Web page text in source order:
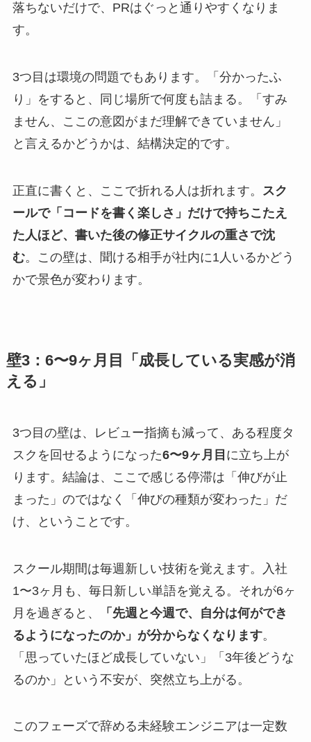
落ちないだけで、PRはぐっと通りやすくなりま
す。
3つ目は環境の問題でもあります。「分かったふ
り」をすると、同じ場所で何度も詰まる。「すみ
ません、ここの意図がまだ理解できていません」
と言えるかどうかは、結構決定的です。
正直に書くと、ここで折れる人は折れます。
スク
ールで「コードを書く楽しさ」だけで持ちこたえ
た人ほど、書いた後の修正サイクルの重さで沈
む。この壁は、聞ける相手が社内に1人いるかどう
かで景色が変わります。
壁3：6〜9ヶ月目「成長している実感が消
える」
3つ目の壁は、レビュー指摘も減って、ある程度タ
スクを回せるようになった6〜9ヶ月目 に立ち上が
ります。結論は、ここで感じる停滞は「伸びが止
まった」のではなく「伸びの種類が変わった」だ
け、ということです。
スクール期間は毎週新しい技術を覚えます。入社
1〜3ヶ月も、毎日新しい単語を覚える。それが6ヶ
月を過ぎると、
「先週と今週で、自分は何ができ
るようになったのか」が分からなくなります。
「思っていたほど成長していない」「3年後どうな
るのか」という不安が、突然立ち上がる。
このフェーズで辞める未経験エンジニアは一定数